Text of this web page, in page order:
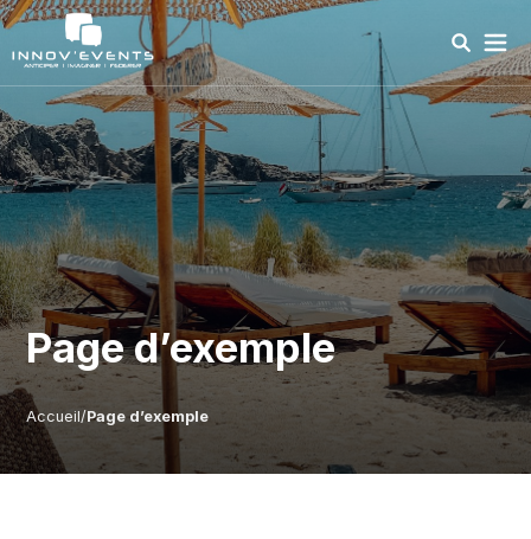
send
Page d’exemple
Accueil/Page d’exemple